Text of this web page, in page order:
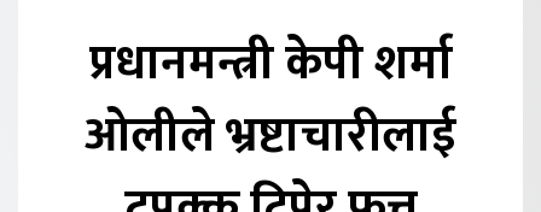
प्रधानमन्त्री केपी शर्मा
ओलीले भ्रष्टाचारीलाई